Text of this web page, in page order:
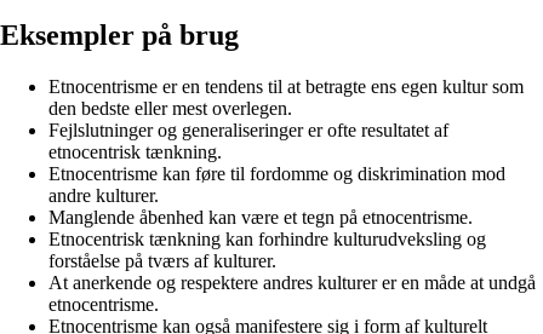
Eksempler på brug
Etnocentrisme er en tendens til at betragte ens egen kultur som
den bedste eller mest overlegen.
Fejlslutninger og generaliseringer er ofte resultatet af
etnocentrisk tænkning.
Etnocentrisme kan føre til fordomme og diskrimination mod
andre kulturer.
Manglende åbenhed kan være et tegn på etnocentrisme.
Etnocentrisk tænkning kan forhindre kulturudveksling og
forståelse på tværs af kulturer.
At anerkende og respektere andres kulturer er en måde at undgå
etnocentrisme.
Etnocentrisme kan også manifestere sig i form af kulturelt